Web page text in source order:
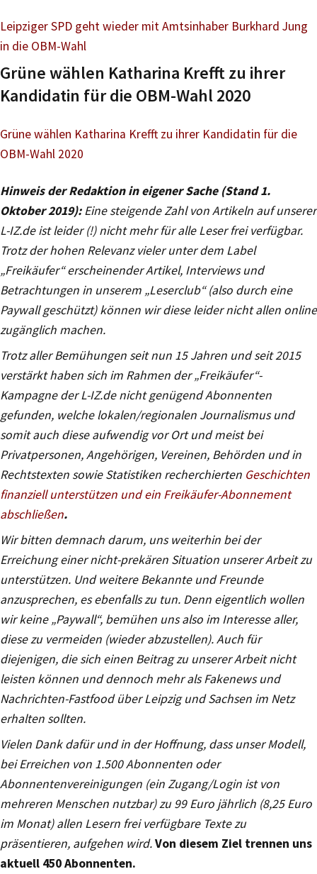
Leipziger SPD geht wieder mit Amtsinhaber Burkhard Jung
in die OBM-Wahl
Grüne wählen Katharina Krefft zu ihrer
Kandidatin für die OBM-Wahl 2020
Grüne wählen Katharina Krefft zu ihrer Kandidatin für die
OBM-Wahl 2020
Hinweis der Redaktion in eigener Sache (Stand 1.
Oktober 2019): Eine steigende Zahl von Artikeln auf unserer
L-IZ.de ist leider (!) nicht mehr für alle Leser frei verfügbar.
Trotz der hohen Relevanz vieler unter dem Label
„Freikäufer“ erscheinender Artikel, Interviews und
Betrachtungen in unserem „Leserclub“ (also durch eine
Paywall geschützt) können wir diese leider nicht allen online
zugänglich machen.
Trotz aller Bemühungen seit nun 15 Jahren und seit 2015
verstärkt haben sich im Rahmen der „Freikäufer“-
Kampagne der L-IZ.de nicht genügend Abonnenten
gefunden, welche lokalen/regionalen Journalismus und
somit auch diese aufwendig vor Ort und meist bei
Privatpersonen, Angehörigen, Vereinen, Behörden und in
Rechtstexten sowie Statistiken recherchierten Geschichten
finanziell unterstützen und ein Freikäufer-Abonnement
abschließen.
Wir bitten demnach darum, uns weiterhin bei der
Erreichung einer nicht-prekären Situation unserer Arbeit zu
unterstützen. Und weitere Bekannte und Freunde
anzusprechen, es ebenfalls zu tun. Denn eigentlich wollen
wir keine „Paywall“, bemühen uns also im Interesse aller,
diese zu vermeiden (wieder abzustellen). Auch für
diejenigen, die sich einen Beitrag zu unserer Arbeit nicht
leisten können und dennoch mehr als Fakenews und
Nachrichten-Fastfood über Leipzig und Sachsen im Netz
erhalten sollten.
Vielen Dank dafür und in der Hoffnung, dass unser Modell,
bei Erreichen von 1.500 Abonnenten oder
Abonnentenvereinigungen (ein Zugang/Login ist von
mehreren Menschen nutzbar) zu 99 Euro jährlich (8,25 Euro
im Monat) allen Lesern frei verfügbare Texte zu
präsentieren, aufgehen wird.Von diesem Ziel trennen uns
aktuell 450 Abonnenten.